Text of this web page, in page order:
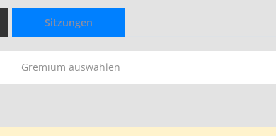
Sitzungen
Gremium auswählen